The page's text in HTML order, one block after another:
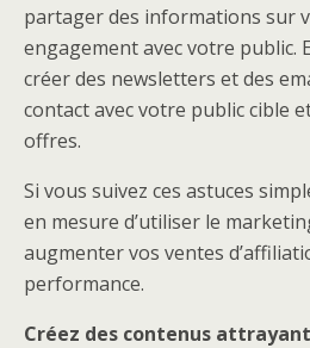
partager des informations sur
engagement avec votre public.
créer des newsletters et des
contact avec votre public cible
offres.
Si vous suivez ces astuces
en mesure d’utiliser le
augmenter vos ventes
performance.
Créez des contenus